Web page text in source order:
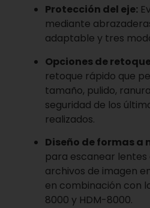
Protección del eje:
mediante
adaptable y tres
Opciones de
retoque rápido que
tamaño, pulido,
seguridad de los
realizados.
Diseño de formas a
para escanear
archivos de imagen
en combinación con
8000 y HDM-8000.